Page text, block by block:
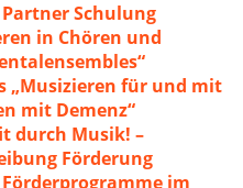
Schulung
in Chören und
„Musizieren für und mit
mit Demenz“
durch Musik! –
Förderung
im